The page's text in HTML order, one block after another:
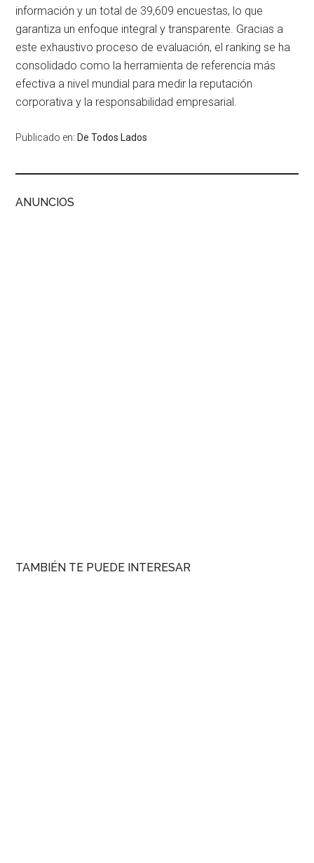
información y un total de 39,609 encuestas, lo que
garantiza un enfoque integral y transparente. Gracias a
este exhaustivo proceso de evaluación, el ranking se ha
consolidado como la herramienta de referencia más
efectiva a nivel mundial para medir la reputación
corporativa y la responsabilidad empresarial.
Publicado en: De Todos Lados
ANUNCIOS
TAMBIÉN TE PUEDE INTERESAR